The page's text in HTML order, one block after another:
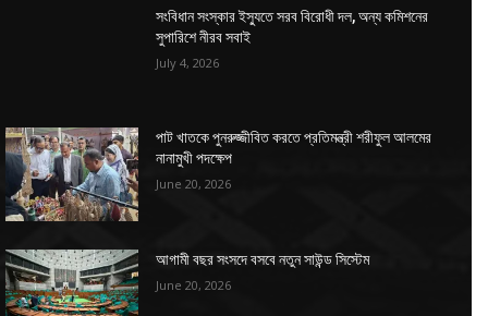
সংবিধান সংস্কার ইস্যুতে সরব বিরোধী দল, অন্য কমিশনের
সুপারিশে নীরব সবাই
July 4, 2026
পাট খাতকে পুনরুজ্জীবিত করতে প্রতিমন্ত্রী শরীফুল আলমের
নানামুখী পদক্ষেপ
June 20, 2026
আগামী বছর সংসদে বসবে নতুন সাউন্ড সিস্টেম
June 20, 2026